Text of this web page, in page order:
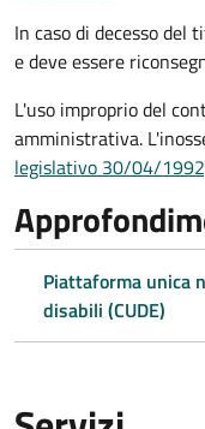
In caso di decesso del
e deve essere
L'uso improprio del
amministrativa.
legislativo 30/04/
Piattaforma unica
disabili (CUDE)